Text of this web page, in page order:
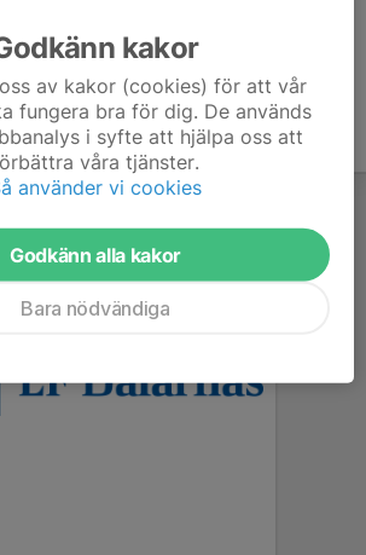
kakor
av kakor (cookies) för att vår
fungera bra för dig. De används
i syfte att hjälpa oss att
våra tjänster.
använder vi cookies
Godkänn alla kakor
Bara nödvändiga